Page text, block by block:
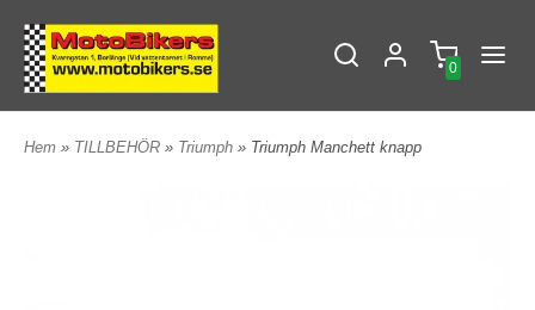
0
Hem » TILLBEHÖR » Triumph » Triumph Manchett knapp